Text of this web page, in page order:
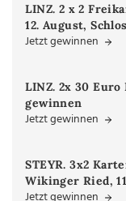
LINZ. 2 x 2
12. August,
Jetzt gewinnen
LINZ. 2x 30
gewinnen
Jetzt gewinnen
STEYR. 3x2
Wikinger Ried,